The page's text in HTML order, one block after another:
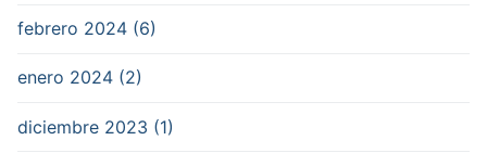
febrero 2024 (6)
enero 2024 (2)
diciembre 2023 (1)